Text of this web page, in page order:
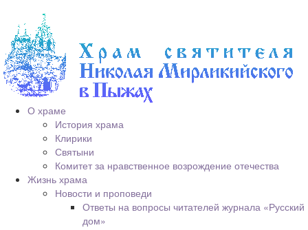
О храме
История храма
Клирики
Святыни
Комитет за нравственное возрождение отечества
Жизнь храма
Новости и проповеди
Ответы на вопросы читателей журнала «Русский
дом»